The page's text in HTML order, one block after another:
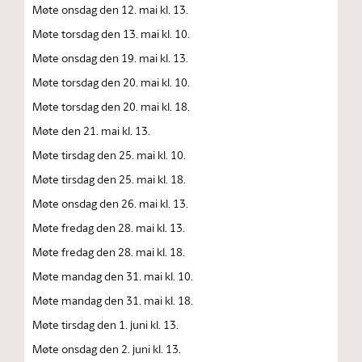
Møte onsdag den 12. mai kl. 13.
Møte torsdag den 13. mai kl. 10.
Møte onsdag den 19. mai kl. 13.
Møte torsdag den 20. mai kl. 10.
Møte torsdag den 20. mai kl. 18.
Møte den 21. mai kl. 13.
Møte tirsdag den 25. mai kl. 10.
Møte tirsdag den 25. mai kl. 18.
Møte onsdag den 26. mai kl. 13.
Møte fredag den 28. mai kl. 13.
Møte fredag den 28. mai kl. 18.
Møte mandag den 31. mai kl. 10.
Møte mandag den 31. mai kl. 18.
Møte tirsdag den 1. juni kl. 13.
Møte onsdag den 2. juni kl. 13.